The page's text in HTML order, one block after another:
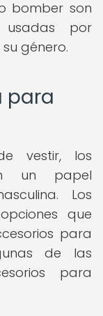
bomber son
por
género.
para
vestir, los
un papel
Los
que
para
de las
para